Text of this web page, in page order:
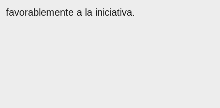
favorablemente a la iniciativa.